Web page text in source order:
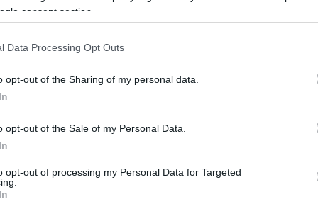
consent section.
Data Processing Opt Outs
opt-out of the Sharing of my personal data.
opt-out of the Sale of my Personal Data.
opt-out of processing my Personal Data for Targeted
PO Andrés Cubas
NA Antonio Sanabria